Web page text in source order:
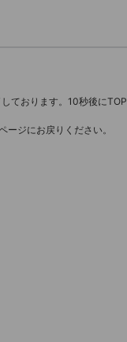
ております。10秒後にTOP
ジにお戻りください。